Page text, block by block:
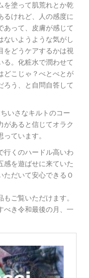
を塗って肌荒れとか乾
るけれど、人の感度に
あって、皮膚が感じて
ないようような気がし
をどうケアするかは視
。化粧水で潤わせて
どこじゃ？べとべとが
ろう、と自問自答して
いさなキルトのコー
があると信じてオラク
ています。
行くのハードル高いわ
感を遊ばせに来ていた
だいて安心できるＯ
ご覧いただけます。
べき令和最後の月、一